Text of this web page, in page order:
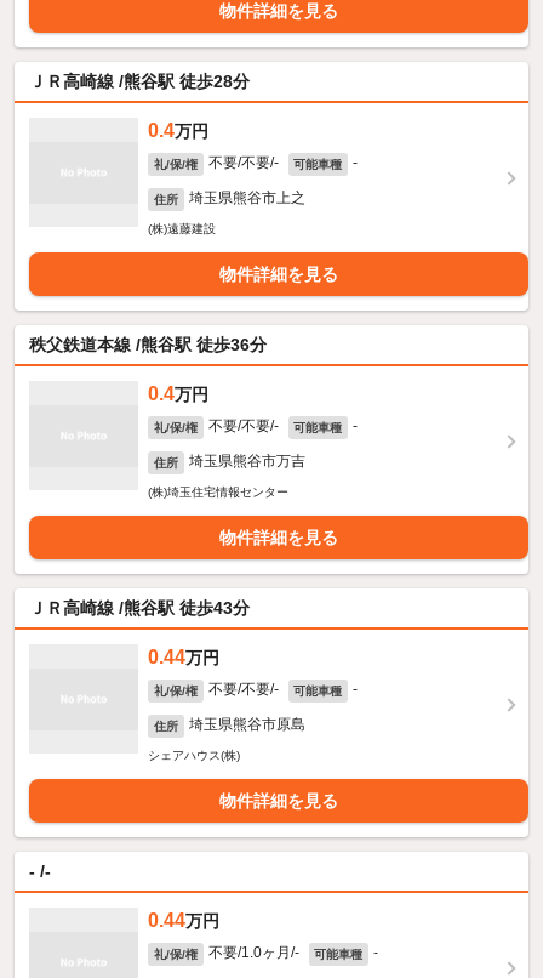
物件詳細を見る
ＪＲ高崎線 /熊谷駅 徒歩28分
0.4万円
礼/保/権 不要/不要/- 可能車種 -
住所 埼玉県熊谷市上之
(株)遠藤建設
物件詳細を見る
秩父鉄道本線 /熊谷駅 徒歩36分
0.4万円
礼/保/権 不要/不要/- 可能車種 -
住所 埼玉県熊谷市万吉
(株)埼玉住宅情報センター
物件詳細を見る
ＪＲ高崎線 /熊谷駅 徒歩43分
0.44万円
礼/保/権 不要/不要/- 可能車種 -
住所 埼玉県熊谷市原島
シェアハウス(株)
物件詳細を見る
- /-
0.44万円
礼/保/権 不要/1.0ヶ月/- 可能車種 -